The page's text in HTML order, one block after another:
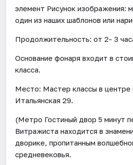
элемент Рисунок изображения:
один из наших шаблонов или
Продолжительность: от 2- 3
Основание фонаря входит в
класса.
Место: Мастер классы в центре
Итальянская 29.
(Метро Гостиный двор 5 минут
Витражиста находится в
дворике, пропитанным
средневековья.